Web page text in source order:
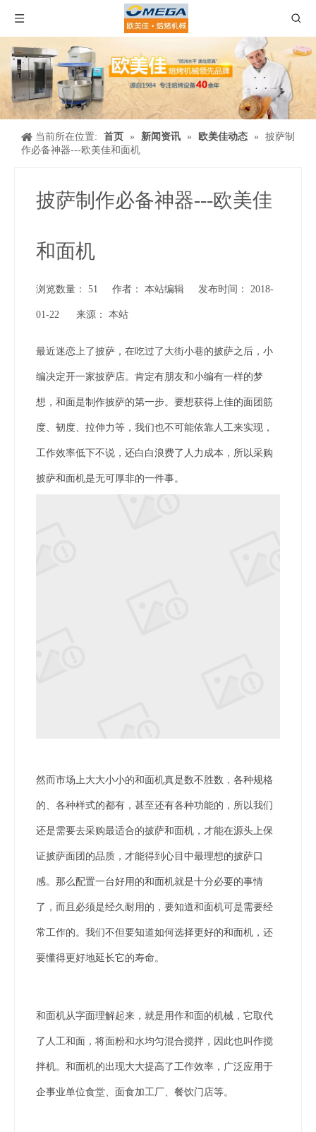
当前所在位置: 首页 » 新闻资讯 » 欧美佳动态 »
披萨制
作必备神器---欧美佳和面机
披萨制作必备神器---欧美佳
和面机
浏览数量： 51 作者： 本站编辑 发布时间： 2018-
01-22 来源： 本站
最近迷恋上了披萨，在吃过了大街小巷的披萨之后，小
编决定开一家披萨店。肯定有朋友和小编有一样的梦
想， 和面是制作披萨的第一步。要想获得上佳的面团筋
度、韧度、拉伸力等，我们也不可能依靠人工来实现，
工作效率低下不说，还白白浪费了人力成本，所以采购
披萨和面机是无可厚非的一件事。
然而市场上大大小小的和面机真是数不胜数，各种规格
的、各种样式的都有，甚至还有各种功能的，所以我们
还是需要去采购最适合的披萨和面机，才能在源头上保
证披萨面团的品质，才能得到心目中最理想的披萨口
感。 那么配置一台好用的和面机就是十分必要的事情
了，而且必须是经久耐用的，要知道和面机可是需要经
常工作的。我们不但要知道如何选择更好的和面机，还
要懂得更好地延长它的寿命。
和面机从字面理解起来，就是用作和面的机械，它取代
了人工和面，将面粉和水均匀混合搅拌，因此也叫作搅
拌机。和面机的出现大大提高了工作效率，广泛应用于
企事业单位食堂、面食加工厂、餐饮门店等。